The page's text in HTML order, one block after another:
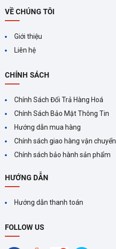
TRÊN MÁY LẠNH
ÍCH GÌ?
lạnh Panasonic không chỉ giúp
làm mát mà còn đảm bảo
khuẩn, khử mùi và giữ ẩm cho
da. Hãy cân nhắc lựa chọn
máy lạnh Panasonic
MÁY LẠNH INVERTER LÀ
GÌ? ƯU VÀ NHƯỢC ĐIỂM
nhiều lợi ích vượt trội như tiết
độ và độ ồn thấp. Lựa chọn
giúp tối ưu hóa hiệu suất
VỀ CHÚNG TÔI
Giới thiệu
Liên hệ
CHÍNH SÁCH
Chính Sách Đổi Trả Hàng Hoá
Chính Sách Bảo Mật Thông Tin
Hướng dẫn mua hàng
Chính sách giao hàng vận chuyển
Chính sách bảo hành sản phẩm
HƯỚNG DẪN
Hướng dẫn thanh toán
FOLLOW US